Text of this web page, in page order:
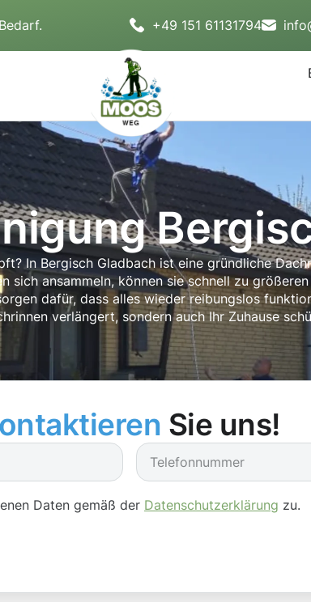
+49 151 61131794
In Bergisch Gladbach ist eine gründliche
sich ansammeln, können sie schnell zu
dafür, dass alles wieder reibungslos
verlängert, sondern auch Ihr Zuhause
Sie uns!
Daten gemäß der Datenschutzerklärung zu.